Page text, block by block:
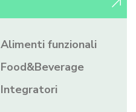
Alimenti funzionali
Food&Beverage
Integratori